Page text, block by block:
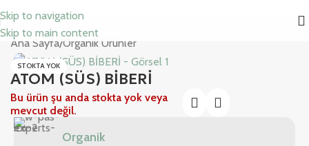
Skip to navigation
Skip to main content
Ana Sayfa/Organik Ürünler
STOKTA YOK
ATOM (SÜS) BİBERİ
Bu ürün şu anda stokta yok veya
mevcut değil.
Organik